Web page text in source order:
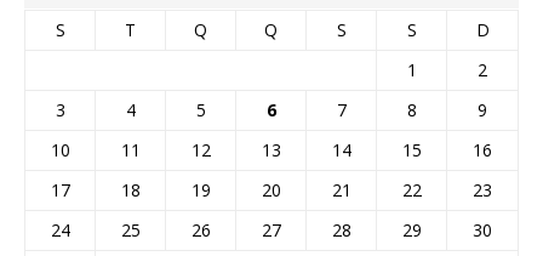
S T Q Q S S
D
1
2
3
4 5 6 7 8
9
10
11 12 13 14 15
16
17
18 19 20 21 22
23
24
25 26 27 28 29
30